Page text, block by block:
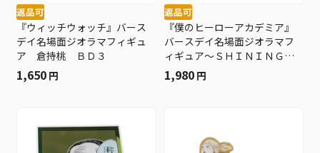
返品可
『ウィッチウォッチ』バース
デイ名場面ジオラマフィギュ
ア 倉持桃 ＢＤ３
1,650 円
返品可
『僕のヒーローアカデミア』
バースデイ名場面ジオラマフ
ィギュア～ＳＨＩＮＩＮＧ
～ 拳藤一佳 ＢＤ３
1,980 円